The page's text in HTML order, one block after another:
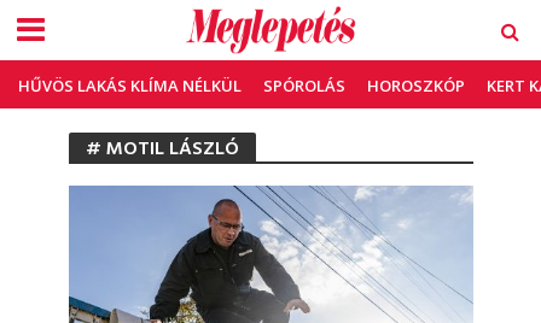
HŰVÖS LAKÁS KLÍMA NÉLKÜL SPÓROLÁS HOROSZKÓP KERT
# MOTIL LÁSZLÓ